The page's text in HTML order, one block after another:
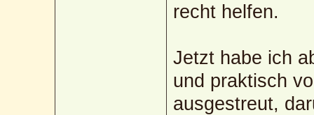
recht helfen.
Jetzt habe ich
und praktisch
ausgestreut,